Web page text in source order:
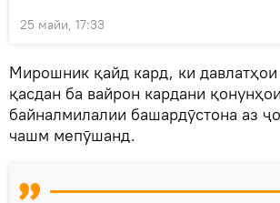
25 майи, 17:33
Мирошник қайд кард, ки давлатҳои
қасдан ба вайрон кардани қонунҳои
байналмилалии башардӯстона аз
чашм мепӯшанд.